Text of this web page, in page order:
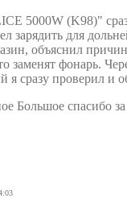
5000W (K98)"
зарядить для
объяснил
заменят фонарь.
я сразу проверил и
Большое спасибо